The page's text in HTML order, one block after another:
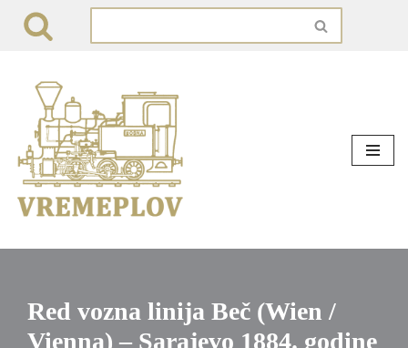
content
Red vozna linija Beč (Wien /
Vienna) – Sarajevo 1884. godine